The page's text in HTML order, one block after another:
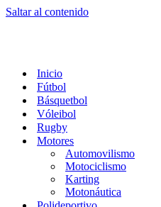
Saltar al contenido
Inicio
Fútbol
Básquetbol
Vóleibol
Rugby
Motores
Automovilismo
Motociclismo
Karting
Motonáutica